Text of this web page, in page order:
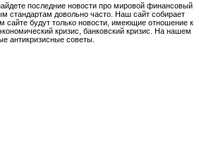
последние новости про мировой финансовый
стандартам довольно часто. Наш сайт собирает
будут только новости, имеющие отношение к
кризис, банковский кризис. На нашем
антикризисные советы.